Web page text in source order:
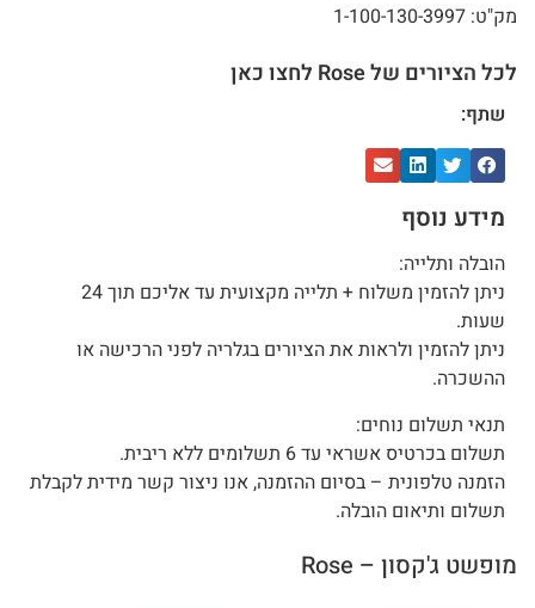
מק"ט: 1-100-130-3997
לכל הציורים של Rose לחצו כאן
שתף:
מידע נוסף
הובלה ותלייה:
ניתן להזמין משלוח + תלייה מקצועית עד אליכם תוך 24
שעות.
ניתן להזמין ולראות את הציורים בגלריה לפני הרכישה או
ההשכרה.
תנאי תשלום נוחים:
תשלום בכרטיס אשראי עד 6 תשלומים ללא ריבית.
הזמנה טלפונית – בסיום ההזמנה, אנו ניצור קשר מידית לקבלת
תשלום ותיאום הובלה.
מופשט ג'קסון – Rose